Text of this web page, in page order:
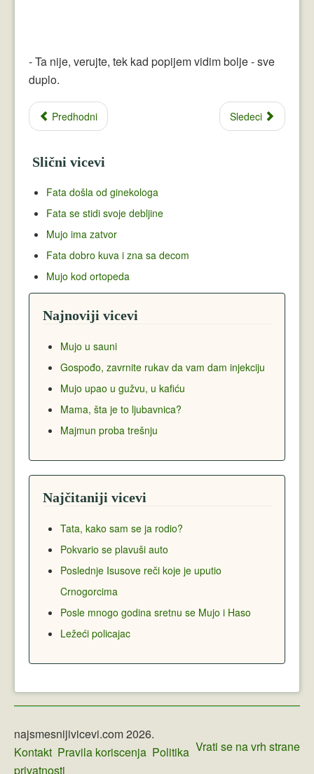
- Ta nije, verujte, tek kad popijem vidim bolje - sve
duplo.
Predhodni Sledeci
Slični vicevi
Fata došla od ginekologa
Fata se stidi svoje debljine
Mujo ima zatvor
Fata dobro kuva i zna sa decom
Mujo kod ortopeda
Najnoviji vicevi
Mujo u sauni
Gospođo, zavrnite rukav da vam dam injekciju
Mujo upao u gužvu, u kafiću
Mama, šta je to ljubavnica?
Majmun proba trešnju
Najčitaniji vicevi
Tata, kako sam se ja rodio?
Pokvario se plavuši auto
Poslednje Isusove reči koje je uputio
Crnogorcima
Posle mnogo godina sretnu se Mujo i Haso
Ležeći policajac
Vrati se na vrh strane
najsmesnijivicevi.com 2026.
Kontakt Pravila koriscenja Politika
privatnosti